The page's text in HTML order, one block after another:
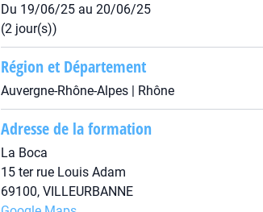
Du 19/06/25 au 20/06/25
(2 jour(s))
Région et Département
Auvergne-Rhône-Alpes | Rhône
Adresse de la formation
La Boca
15 ter rue Louis Adam
69100, VILLEURBANNE